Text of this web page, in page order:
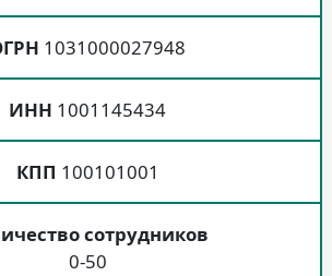
1031000027948
ИНН 1001145434
КПП 100101001
сотрудников
0-50